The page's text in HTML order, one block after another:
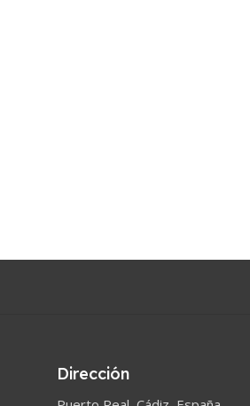
Dirección